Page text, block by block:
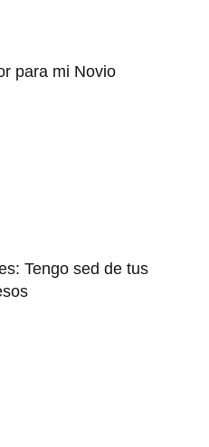
para mi Novio
Tengo sed de tus